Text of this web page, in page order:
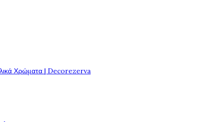
Χρώματα | Decorezerva